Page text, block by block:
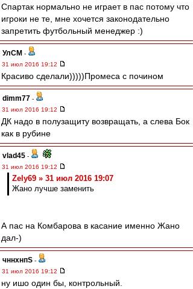
Спартак нормально не играет в пас потому что
игроки не те, мне хочется законодательно
запретить футбольный менеджер :)
УлСМ -
31 июл 2016 19:12
Красиво сделали)))))Промеса с почином
dimm77 -
31 июл 2016 19:12
ДК надо в полузащиту возвращать, а слева Бок
как в рубине
vlad45 -
31 июл 2016 19:12
Zely69 » 31 июл 2016 19:07
Жано лучше заменить
А пас на Комбарова в касание именно Жано
дал-)
чннхнпS -
31 июл 2016 19:12
ну ишо один бы, контрольный.